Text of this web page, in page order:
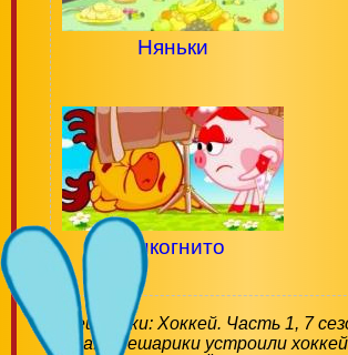
Няньки
Инкогнито
Смешарики: Хоккей. Часть 1, 7
Зима. Смешарики устроили